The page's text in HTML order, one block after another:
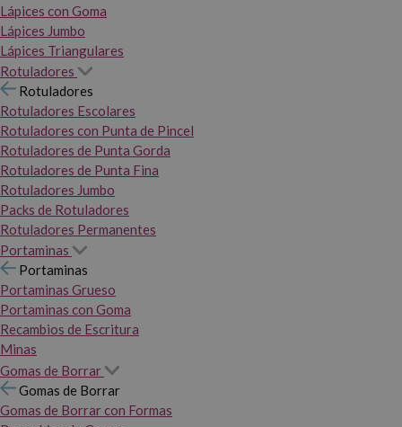
Lápices con Goma
Lápices Jumbo
Lápices Triangulares
Rotuladores
Rotuladores
Rotuladores Escolares
Rotuladores con Punta de Pincel
Rotuladores de Punta Gorda
Rotuladores de Punta Fina
Rotuladores Jumbo
Packs de Rotuladores
Rotuladores Permanentes
Portaminas
Portaminas
Portaminas Grueso
Portaminas con Goma
Recambios de Escritura
Minas
Gomas de Borrar
Gomas de Borrar
Gomas de Borrar con Formas